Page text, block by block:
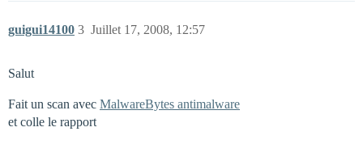
guigui14100 Juillet 17, 2008, 12:57
3
Salut
Fait un scan avec MalwareBytes antimalware
et colle le rapport